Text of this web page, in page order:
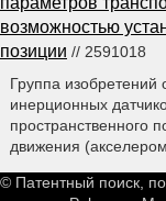
возможностью
позиции // 2591018
Группа изобретений
инерционных
пространственного
движения
© Патентный поиск,